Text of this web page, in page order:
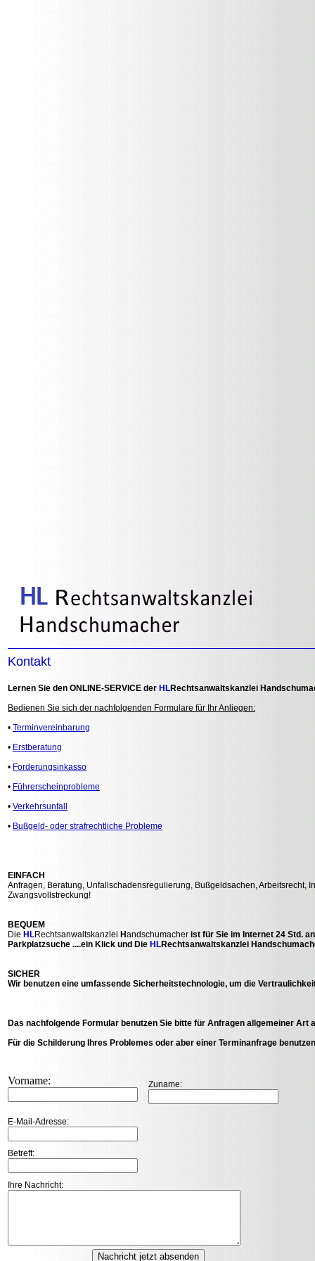
Kontakt
Lernen Sie den ONLINE-SERVICE der HLRechtsanwaltskanzlei H
Bedienen Sie sich der nachfolgenden Formulare für Ihr Anliegen:
• Terminvereinbarung
• Erstberatung
• Forderungsinkasso
• Führerscheinprobleme
• Verkehrsunfall
• Bußgeld- oder strafrechtliche Probleme
EINFACH
Anfragen, Beratung, Unfallschadensregulierung, Bußgeldsachen,
Zwangsvollstreckung!
BEQUEM
Die HLRechtsanwaltskanzlei Handschumacher ist für Sie im Internet 24 Std.
Parkplatzsuche ....ein Klick und Die HLRechtsanwaltskanzlei H
SICHER
Wir benutzen eine umfassende Sicherheitstechnologie, um die
Das nachfolgende Formular benutzen Sie bitte für Anfragen allgemeiner Art
Für die Schilderung Ihres Problemes oder aber einer Terminanfrage
Vorname: Zuname:
E-Mail-Adresse:
Betreff:
Ihre Nachricht: